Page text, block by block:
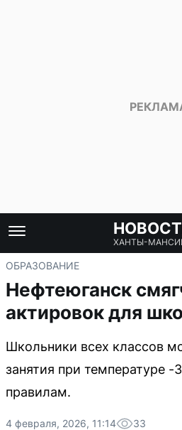
ХАНТЫ-
ОБРАЗОВАНИЕ
Нефтеюганск
актировок для
Школьники всех классов
занятия при температуре
правилам.
4 февраля, 2026, 11:14 33